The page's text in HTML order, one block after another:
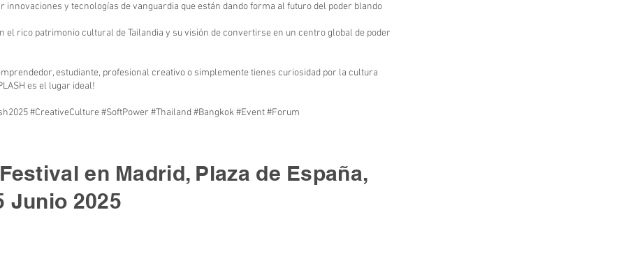
innovaciones y tecnologías de vanguardia que están dando forma al futuro del poder blando
el rico patrimonio cultural de Tailandia y su visión de convertirse en un centro global de poder
estudiante, profesional creativo o simplemente tienes curiosidad por la cultura
es el lugar ideal!
#CreativeCulture #SoftPower #Thailand #Bangkok #Event #Forum
en Madrid, Plaza de España,
Junio 2025